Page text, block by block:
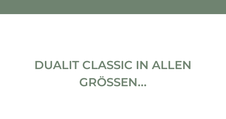
DUALIT CLASSIC IN ALLEN
GRÖSSEN...